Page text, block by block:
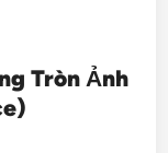
Tròn Ảnh